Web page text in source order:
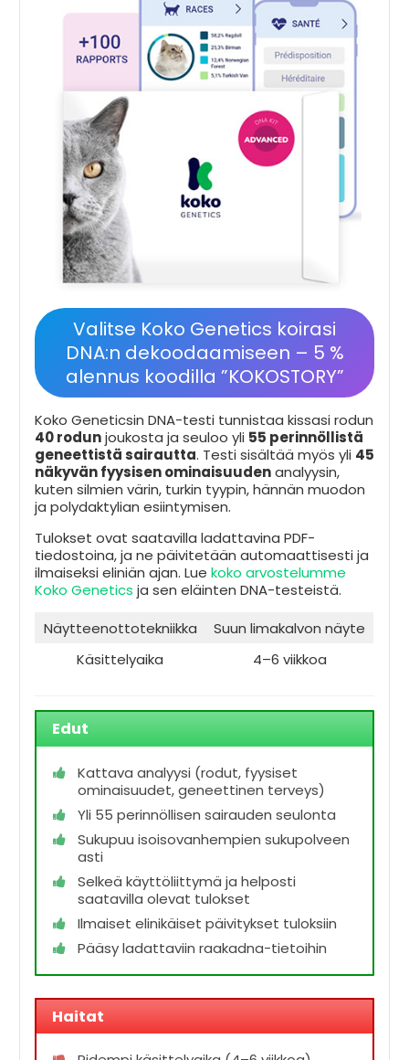
Valitse Koko Genetics koirasi
DNA:n dekoodaamiseen – 5 %
alennus koodilla ”KOKOSTORY”
Koko Geneticsin DNA-testi tunnistaa kissasi rodun
40 rodunjoukosta ja seuloo yli 55 perinnöllistä
geneettistä sairautta. Testi sisältää myös yli 45
näkyvän fyysisen ominaisuudenanalyysin,
kuten silmien värin, turkin tyypin, hännän muodon
ja polydaktylian esiintymisen.
Tulokset ovat saatavilla ladattavina PDF-
tiedostoina, ja ne päivitetään automaattisesti ja
ilmaiseksi eliniän ajan. Lue koko arvostelumme
Koko Genetics ja sen eläinten DNA-testeistä.
Näytteenottotekniikka
Suun limakalvon näyte
Käsittelyaika
4–6 viikkoa
Edut
Kattava analyysi (rodut, fyysiset
ominaisuudet, geneettinen terveys)
Yli 55 perinnöllisen sairauden seulonta
Sukupuu isoisovanhempien sukupolveen
asti
Selkeä käyttöliittymä ja helposti
saatavilla olevat tulokset
Ilmaiset elinikäiset päivitykset tuloksiin
Pääsy ladattaviin raakadna-tietoihin
Haitat